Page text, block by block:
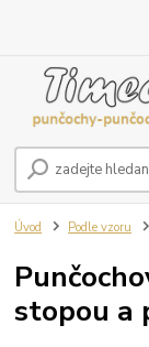
Úvod Podle vzoru
stopou a